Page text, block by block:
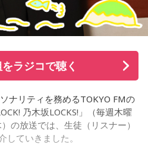
き渡り、ギューンブルブルブル
アメリカ軍のP51・ムスタング
んできたのです。数分前まで、
車内は、あちこちからうめき声
うに倒れて、一面、血の海と化
ラジコで聴く
ナリティを務めるTOKYO FMの
乃木坂LOCKS!」（毎週木曜
の放送では、生徒（リスナー）
していきました。